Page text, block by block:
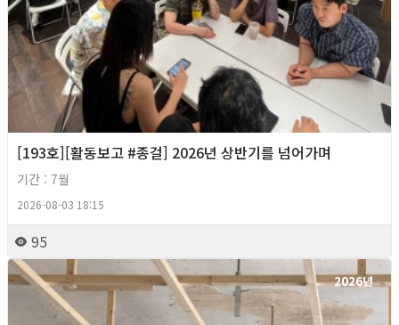
[193호][활동보고 #종걸] 2026년 상반기를 넘어가며
기간 : 7월
2026-08-03 18:15
95
2026년